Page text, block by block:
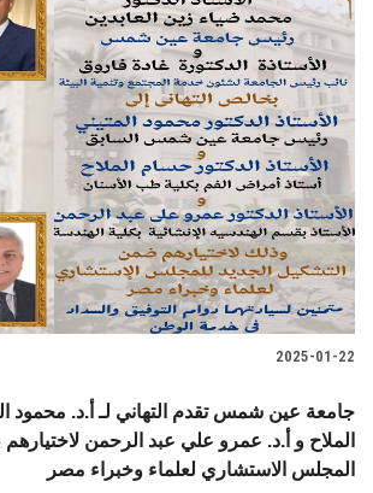
2025-01-22
جامعة عين شمس تقدم التهاني لـ أ.د. محمود
الملاح و أ.د. عمرو علي عبد الرحمن
المجلس الاستشاري لعلماء ‏وخبراء مصر